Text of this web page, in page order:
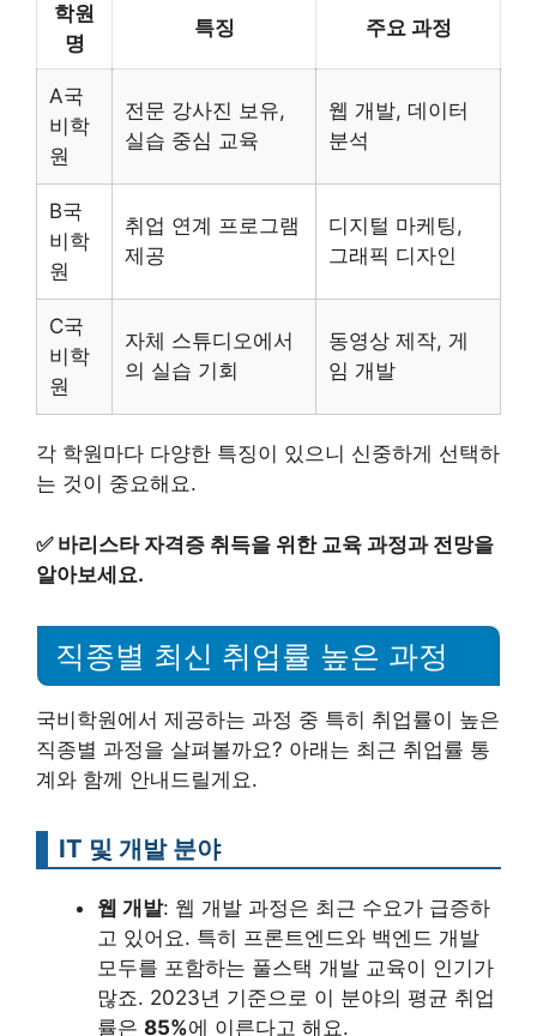
학원
명
특징 주요 과정
A국
비학
원
전문 강사진 보유,
실습 중심 교육
웹 개발, 데이터
분석
B국
비학
원
취업 연계 프로그램
제공
디지털 마케팅,
그래픽 디자인
C국
비학
원
자체 스튜디오에서
의 실습 기회
동영상 제작, 게
임 개발
각 학원마다 다양한 특징이 있으니 신중하게 선택하
는 것이 중요해요.
✅ 바리스타 자격증 취득을 위한 교육 과정과 전망을
알아보세요.
직종별 최신 취업률 높은 과정
국비학원에서 제공하는 과정 중 특히 취업률이 높은
직종별 과정을 살펴볼까요? 아래는 최근 취업률 통
계와 함께 안내드릴게요.
IT 및 개발 분야
웹 개발: 웹 개발 과정은 최근 수요가 급증하
고 있어요. 특히 프론트엔드와 백엔드 개발
모두를 포함하는 풀스택 개발 교육이 인기가
많죠. 2023년 기준으로 이 분야의 평균 취업
률은 85%에 이른다고 해요.